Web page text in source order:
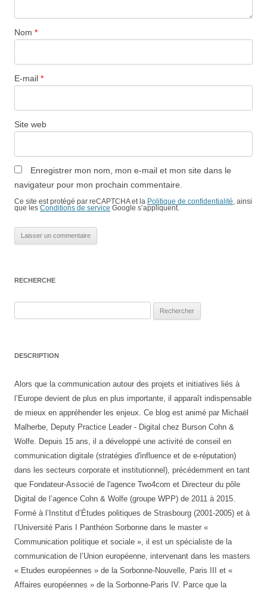
Nom *
E-mail *
Site web
Enregistrer mon nom, mon e-mail et mon site dans le
navigateur pour mon prochain commentaire.
Ce site est protégé par reCAPTCHA et la Politique de confidentialité, ainsi
que les Conditions de service Google s’appliquent.
RECHERCHE
DESCRIPTION
Alors que la communication autour des projets et initiatives liés à
l’Europe devient de plus en plus importante, il apparaît indispensable
de mieux en appréhender les enjeux. Ce blog est animé par Michaël
Malherbe, Deputy Practice Leader - Digital chez Burson Cohn &
Wolfe. Depuis 15 ans, il a développé une activité de conseil en
communication digitale (stratégies d'influence et de e-réputation)
dans les secteurs corporate et institutionnel), précédemment en tant
que Fondateur-Associé de l'agence Two4com et Directeur du pôle
Digital de l’agence Cohn & Wolfe (groupe WPP) de 2011 à 2015.
Formé à l’Institut d’Études politiques de Strasbourg (2001-2005) et à
l’Université Paris I Panthéon Sorbonne dans le master «
Communication politique et sociale », il est un spécialiste de la
communication de l’Union européenne, intervenant dans les masters
« Etudes européennes » de la Sorbonne-Nouvelle, Paris III et «
Affaires européennes » de la Sorbonne-Paris IV. Parce que la